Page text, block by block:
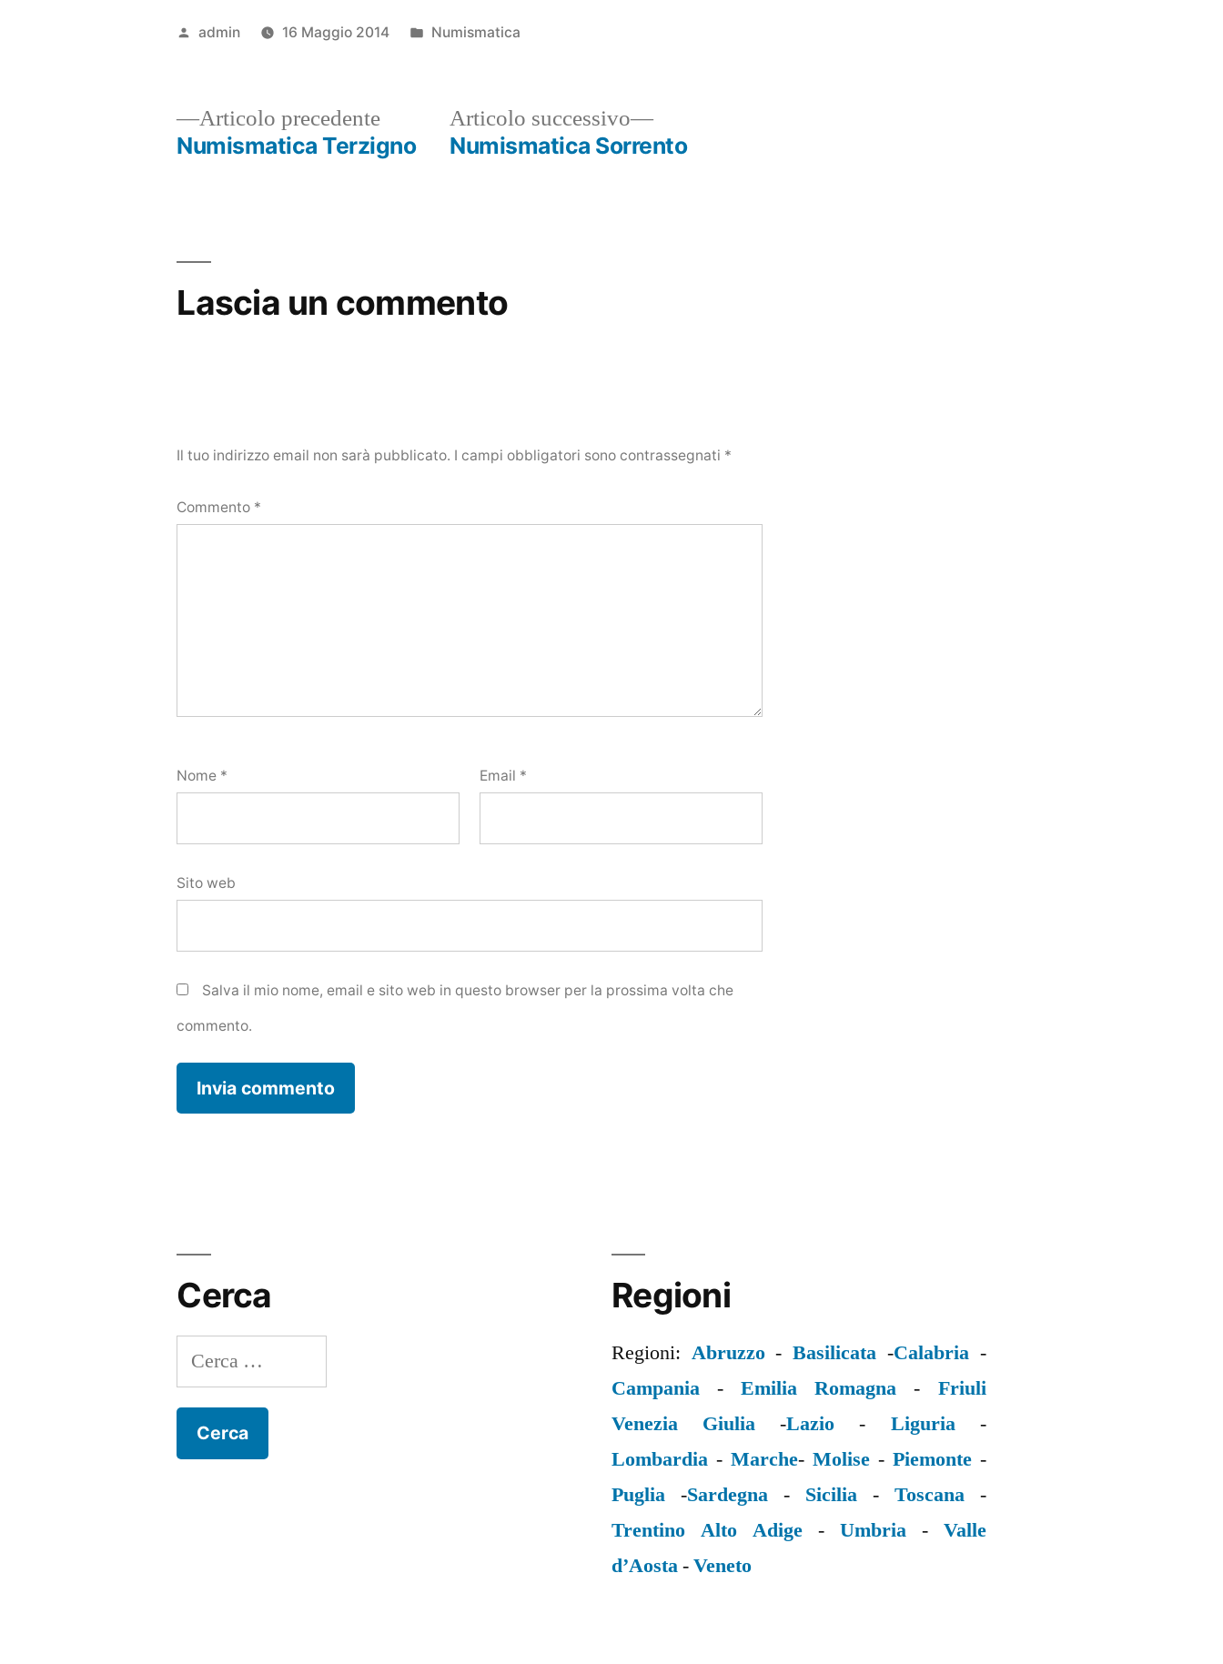
Pubblicato
admin 16 Maggio 2014
Pubblicato
Numismatica
Navigazione
Articolo precedenteArticolo
precedente:
Numismatica Terzigno
Articolo successivo
Articolo
successivo:
Numismatica Sorrento
Lascia un commento
Il tuo indirizzo email non sarà pubblicato. I campi obbligatori sono contrassegnati *
Commento *
Nome * Email *
Sito web
Salva il mio nome, email e sito web in questo browser per la prossima volta che
commento.
Cerca
Ricerca
per:
Regioni
Regioni: Abruzzo-Basilicata -Calabria-
Campania -Emilia Romagna - Friuli
Venezia Giulia -Lazio - Liguria-
Lombardia - Marche- Molise- Piemonte-
Puglia -Sardegna- Sicilia- Toscana-
Trentino Alto Adige- Umbria- Valle
d’Aosta-Veneto